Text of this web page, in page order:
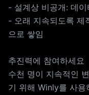
- 설계상 비공개: 데
- 오래 지속되도록 제
으로 쌓임
추진력에 참여하세요
수천 명이 지속적인
기 위해 Winly를 사용